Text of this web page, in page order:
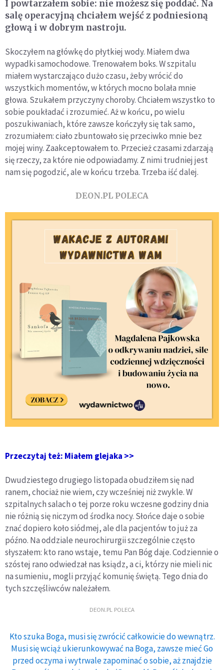
I powtarzałem sobie: nie możesz się poddać. Na
salę operacyjną chciałem wejść z podniesioną
głową i w dobrym nastroju.
Skoczyłem na główkę do płytkiej wody. Miałem dwa
wypadki samochodowe. Trenowałem boks. W szpitalu
miałem wystarczająco dużo czasu, żeby wrócić do
wszystkich momentów, w których mocno bolała mnie
głowa. Szukałem przyczyny choroby. Chciałem wszystko to
sobie poukładać i zrozumieć. Aż w końcu, po wielu
poszukiwaniach, które zawsze kończyły się tak samo,
zrozumiałem: ciało zbuntowało się przeciwko mnie bez
mojej winy. Zaakceptowałem to. Przecież czasami zdarzają
się rzeczy, za które nie odpowiadamy. Z nimi trudniej jest
nam się pogodzić, ale w końcu trzeba. Trzeba iść dalej.
DEON.PL POLECA
Przeczytaj też: Miałem glejaka >>
Dwudziestego drugiego listopada obudziłem się nad
ranem, chociaż nie wiem, czy wcześniej niż zwykle. W
szpitalnych salach o tej porze roku wczesne godziny dnia
nie różnią się niczym od środka nocy. Słońce daje o sobie
znać dopiero koło siódmej, ale dla pacjentów to już za
późno. Na oddziale neurochirurgii szczególnie często
słyszałem: kto rano wstaje, temu Pan Bóg daje. Codziennie o
szóstej rano odwiedzał nas ksiądz, a ci, którzy nie mieli nic
na sumieniu, mogli przyjąć komunię świętą. Tego dnia do
tych szczęśliwców należałem.
DEON.PL POLECA
Kto szuka Boga, musi się zwrócić całkowicie do wewnątrz.
Musi się wciąż ukierunkowywać na Boga, zawsze mieć Go
przed oczyma i wytrwale zapominać o sobie, aż znajdzie